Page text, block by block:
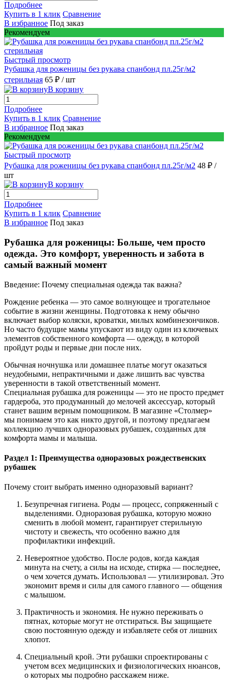
Подробнее
Купить в 1 клик Сравнение
В избранное Под заказ
Рекомендуем
Быстрый просмотр
Рубашка для роженицы без рукава спанбонд пл.25г/м2
стерильная 65 ₽ / шт
В корзину
Подробнее
Купить в 1 клик Сравнение
В избранное Под заказ
Рекомендуем
Быстрый просмотр
Рубашка для роженицы без рукава спанбонд пл.25г/м2 48 ₽ /
шт
В корзину
Подробнее
Купить в 1 клик Сравнение
В избранное Под заказ
Рубашка для роженицы: Больше, чем просто
одежда. Это комфорт, уверенность и забота в
самый важный момент
Введение: Почему специальная одежда так важна?
Рождение ребенка — это самое волнующее и трогательное
событие в жизни женщины. Подготовка к нему обычно
включает выбор коляски, кроватки, милых комбинезончиков.
Но часто будущие мамы упускают из виду один из ключевых
элементов собственного комфорта — одежду, в которой
пройдут роды и первые дни после них.
Обычная ночнушка или домашнее платье могут оказаться
неудобными, непрактичными и даже лишить вас чувства
уверенности в такой ответственный момент.
Специальная рубашка для роженицы — это не просто предмет
гардероба, это продуманный до мелочей аксессуар, который
станет вашим верным помощником. В магазине «Столмер»
мы понимаем это как никто другой, и поэтому предлагаем
коллекцию лучших одноразовых рубашек, созданных для
комфорта мамы и малыша.
Раздел 1: Преимущества одноразовых рождественских
рубашек
Почему стоит выбрать именно одноразовый вариант?
Безупречная гигиена. Роды — процесс, сопряженный с
выделениями. Одноразовая рубашка, которую можно
сменить в любой момент, гарантирует стерильную
чистоту и свежесть, что особенно важно для
профилактики инфекций.
Невероятное удобство. После родов, когда каждая
минута на счету, а силы на исходе, стирка — последнее,
о чем хочется думать. Использовал — утилизировал. Это
экономит время и силы для самого главного — общения
с малышом.
Практичность и экономия. Не нужно переживать о
пятнах, которые могут не отстираться. Вы защищаете
свою постоянную одежду и избавляете себя от лишних
хлопот.
Специальный крой. Эти рубашки спроектированы с
учетом всех медицинских и физиологических нюансов,
о которых мы подробно расскажем ниже.